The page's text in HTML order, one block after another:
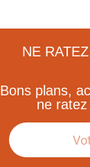
NE
Bons plans,
ne